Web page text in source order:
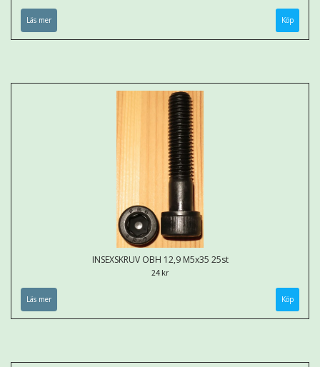
Läs mer
INSEXSKRUV OBH 12,9 M5x35 25st
24 kr
Läs mer